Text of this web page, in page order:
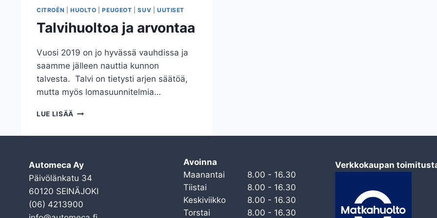
CITROËN HUOLTO |PEUGEOT |SUV UUTISET
Talvihuoltoa ja arvontaa
Vuosi 2019 on jo hyvässä vauhdissa ja
saamme jälleen nauttia kunnon
talvesta. Talvi on tietysti arjen säätöä,
mutta myös lomasuunnitelmia…
LUE LISÄÄ TALVIHUOLTOA
Automeca Ay
Päivölänkatu 34
60120 SEINÄJOKI
(06) 4213900
Avoinna
Maanantai
8.00 - 16.30
Tiistai
8.00 - 16.30
Keskiviikko
8.00 - 16.30
Torstai
8.00 - 16.30
Verkkokaupan